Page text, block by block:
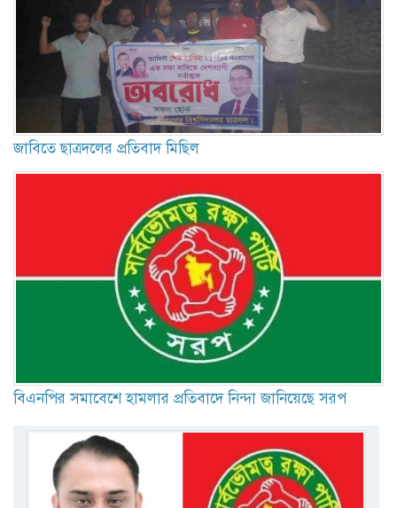
জাবিতে ছাত্রদলের প্রতিবাদ মিছিল
বিএনপির সমাবেশে হামলার প্রতিবাদে নিন্দা জানিয়েছে সরপ